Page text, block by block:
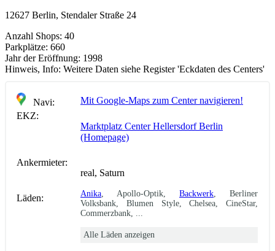
12627 Berlin, Stendaler Straße 24
Anzahl Shops: 40
Parkplätze: 660
Jahr der Eröffnung: 1998
Hinweis, Info: Weitere Daten siehe Register 'Eckdaten des Centers'
Navi:
Mit Google-Maps zum Center navigieren!
EKZ:
Marktplatz Center Hellersdorf Berlin
(Homepage)
Ankermieter:
real, Saturn
Läden: Anika , Apollo-Optik, Backwerk , Berliner
Volksbank, Blumen Style, Chelsea, CineStar,
Commerzbank, ...
Alle Läden anzeigen